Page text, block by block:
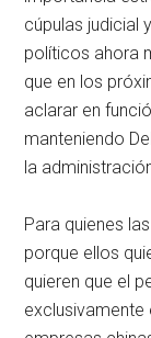
cúpulas judicial
políticos ahora
que en los
aclarar en
manteniendo
la
Para quienes
porque ellos
quieren que el
exclusivamente